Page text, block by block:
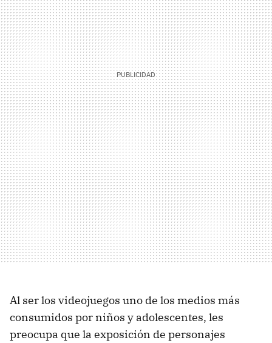
Al ser los videojuegos uno de los medios más
consumidos por niños y adolescentes, les
preocupa que la exposición de personajes